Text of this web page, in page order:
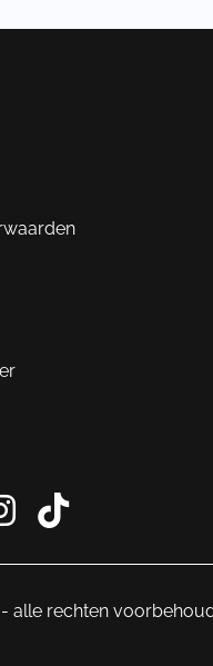
NieuwRechts
Instagram
Tiktok
- alle rechten